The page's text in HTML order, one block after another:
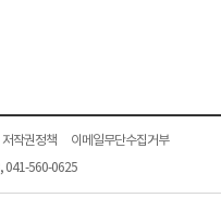
저작권정책
이메일무단수집거부
041-560-0625